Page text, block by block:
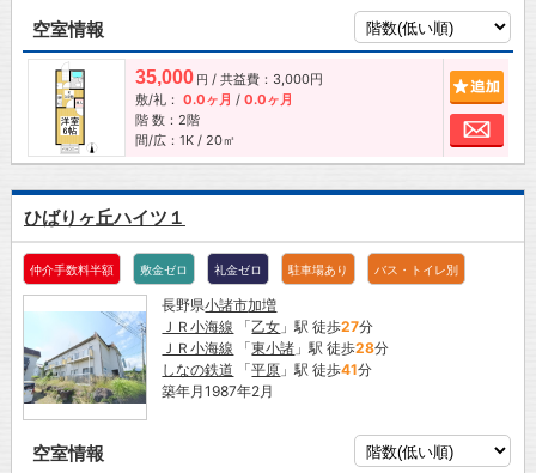
空室情報
35,000 円 / 共益費：3,000円
敷/礼： 0.0ヶ月 / 0.0ヶ月
階 数：2階
間/広：1K / 20㎡
お
ひばりヶ丘ハイツ１
仲介手数料半額 敷金ゼロ 礼金ゼロ 駐車場あり バス・トイレ別
長野県小諸市加増
ＪＲ小海線 「乙女 」駅 徒歩27分
ＪＲ小海線 「東小諸 」駅 徒歩28分
しなの鉄道 「平原 」駅 徒歩41分
築年月1987年2月
空室情報